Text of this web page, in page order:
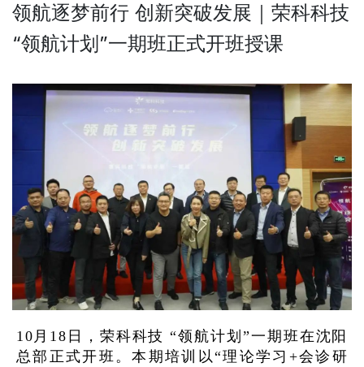
领航逐梦前行 创新突破发展｜荣科科技
“领航计划”一期班正式开班授课
10月18日，荣科科技 “领航计划”一期班在沈阳
总部正式开班。本期培训以“理论学习+会诊研